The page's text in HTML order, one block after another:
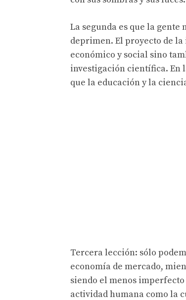
La segunda es que la
deprimen. El proyecto de
económico y social sino
investigación científica. En
que la educación y la
Tercera lección: sólo
economía de mercado,
siendo el menos
actividad humana como la